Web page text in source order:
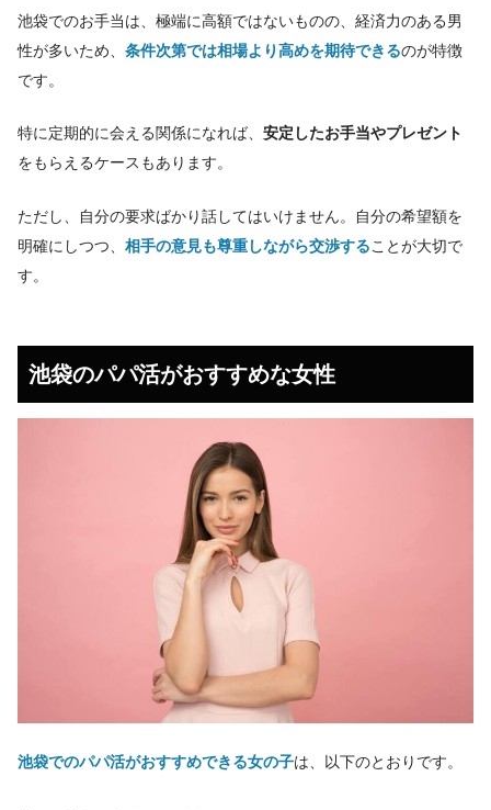
池袋でのお手当は、極端に高額ではないものの、経済力のある男
性が多いため、 条件次第では相場より高めを期待できるのが特徴
です。
特に定期的に会える関係になれば、 安定したお手当やプレゼント
をもらえるケースもあります。
ただし、自分の要求ばかり話してはいけません。自分の希望額を
明確にしつつ、 相手の意見も尊重しながら交渉することが大切で
す。
池袋のパパ活がおすすめな女性
池袋でのパパ活がおすすめできる女の子は、以下のとおりです。